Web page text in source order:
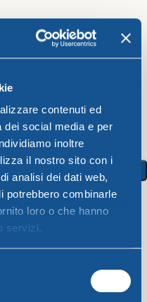
contenuti ed
dei social media e per
inoltre
il nostro sito con i
analisi dei dati web,
potrebbero combinarle
loro o che hanno
servizi.
RETTANGOLARE
(fucsia, lime e verde)
Capacità